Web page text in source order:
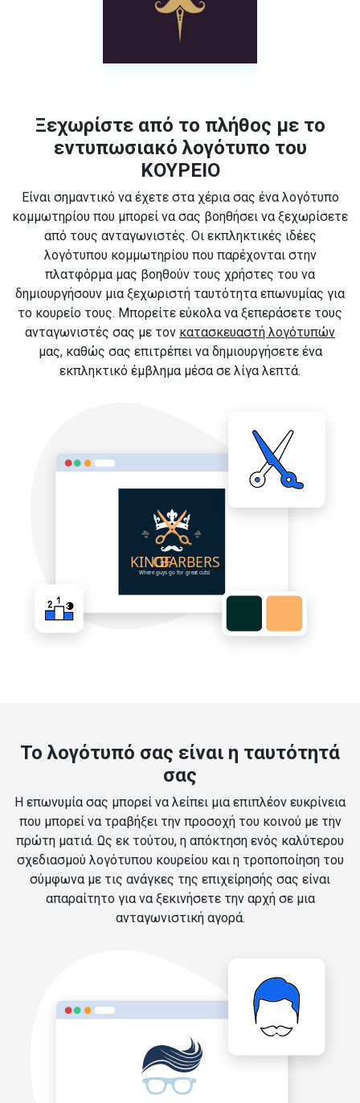
Ξεχωρίστε από το πλήθος με το
εντυπωσιακό λογότυπο του
ΚΟΥΡΕΙΟ
Είναι σημαντικό να έχετε στα χέρια σας ένα λογότυπο
κομμωτηρίου που μπορεί να σας βοηθήσει να ξεχωρίσετε
από τους ανταγωνιστές. Οι εκπληκτικές ιδέες
λογότυπου κομμωτηρίου που παρέχονται στην
πλατφόρμα μας βοηθούν τους χρήστες του να
δημιουργήσουν μια ξεχωριστή ταυτότητα επωνυμίας για
το κουρείο τους. Μπορείτε εύκολα να ξεπεράσετε τους
ανταγωνιστές σας με τον κατασκευαστή λογότυπών
μας, καθώς σας επιτρέπει να δημιουργήσετε ένα
εκπληκτικό έμβλημα μέσα σε λίγα λεπτά.
Το λογότυπό σας είναι η ταυτότητά
σας
Η επωνυμία σας μπορεί να λείπει μια επιπλέον ευκρίνεια
που μπορεί να τραβήξει την προσοχή του κοινού με την
πρώτη ματιά. Ως εκ τούτου, η απόκτηση ενός καλύτερου
σχεδιασμού λογότυπου κουρείου και η τροποποίηση του
σύμφωνα με τις ανάγκες της επιχείρησής σας είναι
απαραίτητο για να ξεκινήσετε την αρχή σε μια
ανταγωνιστική αγορά.